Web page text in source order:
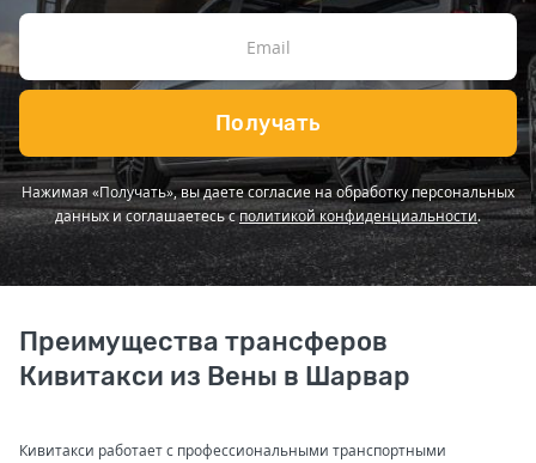
Получать
Нажимая «Получать», вы даете согласие на обработку персональных
данных и соглашаетесь сполитикой конфиденциальности.
Преимущества трансферов
Кивитакси из Вены в Шарвар
Кивитакси работает с профессиональными транспортными